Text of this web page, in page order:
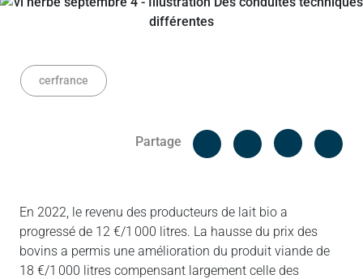
cerfrance
Partage
Facebook
En 2022, le revenu des producteurs de lait bio a
progressé de 12 €/1 000 litres. La hausse du prix des
bovins a permis une amélioration du produit viande de
18 €/1 000 litres compensant largement celle des